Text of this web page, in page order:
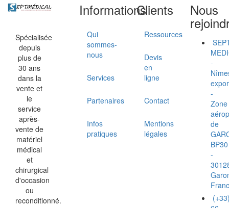
Spécialisée
depuis
plus de
30 ans
dans la
vente et
le
service
après-
vente de
matériel
médical
et
chirurgical
d'occasion
ou
reconditionné.
Informations
Qui
sommes-
nous
Services
Partenaires
Infos
pratiques
Clients
Ressources
Devis
en
ligne
Contact
Mentions
légales
Nous
-
-
Zone
de
BP30
-